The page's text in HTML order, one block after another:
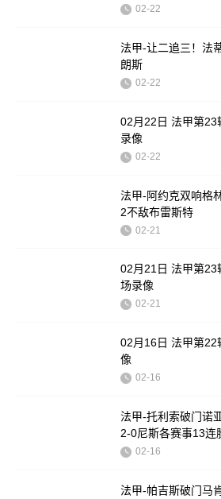
02-22
法甲-让二追三！法
朗斯
02-22
02月22日 法甲第23
录像
02-22
法甲-阿约克双响格
2不敌布雷斯特
02-21
02月21日 法甲第23
场录像
02-21
02月16日 法甲第22
像
02-16
法甲-托利索破门诺
2-0尼斯各赛事13连
02-16
法甲-帕吉斯破门马